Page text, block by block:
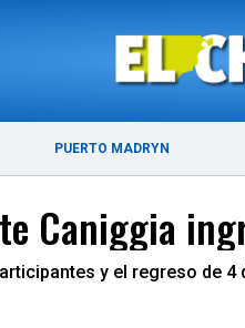
PUERTO MADRYN
Caniggia
y el regreso de